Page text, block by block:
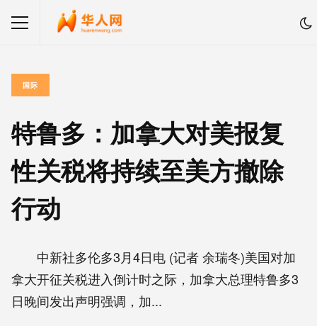
国际
特鲁多：加拿大对美报复
性关税将持续至美方撤除
行动
中新社多伦多3月4日电 (记者 余瑞冬)美国对加
拿大开征关税进入倒计时之际，加拿大总理特鲁多3
日晚间发出声明强调，加...